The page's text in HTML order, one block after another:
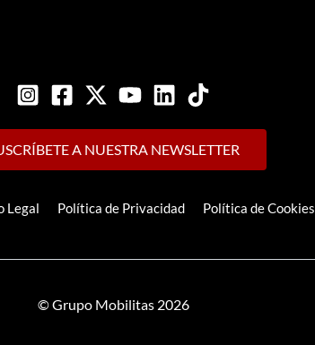
A NUESTRA NEWSLETTER
Legal Política de Privacidad Política de Cookies
© Grupo Mobilitas 2026